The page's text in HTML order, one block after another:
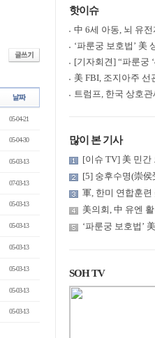
05-04-21
05-04-30
05-03-13
07-03-13
05-03-13
05-03-13
05-03-13
05-03-13
05-03-13
05-03-13
핫이슈
많이 본 기사
SOH TV